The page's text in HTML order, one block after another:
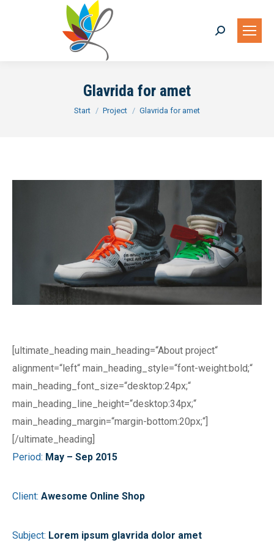
Glavrida for amet
Sie befinden sich hier:
Start Project Glavrida for amet
[ultimate_heading main_heading=“About project“
alignment=“left“ main_heading_style=“font-weight:bold;“
main_heading_font_size=“desktop:24px;“
main_heading_line_height=“desktop:34px;“
main_heading_margin=“margin-bottom:20px;“]
[/ultimate_heading]
Period: May – Sep 2015
Client: Awesome Online Shop
Subject: Lorem ipsum glavrida dolor amet